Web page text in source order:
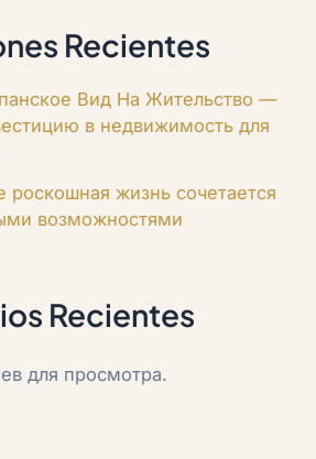
Recientes
Вид На Жительство —
в недвижимость для
роскошная жизнь сочетается
возможностями
Recientes
для просмотра.